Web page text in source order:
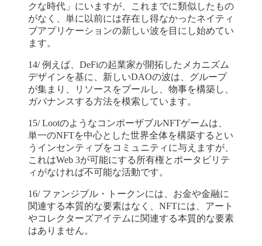
クな時代」にいますが、これまでに類似したもの
がなく、単に以前には存在し得なかったネイティ
ブアプリケーションの新しい波を目にし始めてい
ます。
14/ 例えば、DeFiの起業家が開拓したメカニズム
デザインを基に、新しいDAOの波は、グループ
が集まり、リソースをプールし、物事を構築し、
ガバナンスする方法を模索しています。
15/ LootのようなコンポーザブルNFTゲームは、
単一のNFTを中心とした世界全体を構築するとい
うインセンティブをコミュニティに与えますが、
これはWeb 3が可能にする所有権とポータビリテ
ィがなければ不可能な活動です。
16/ ファンジブル・トークンには、お金や金融に
関連する本質的な要素はなく、NFTには、アート
やコレクターズアイテムに関連する本質的な要素
はありません。